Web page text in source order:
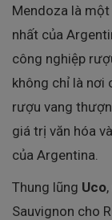
Mendoza là
nhất của
công nghiệp
không chỉ là nơi
rượu vang
giá trị văn hóa
của Argentina.
Thung lũng Uco
Sauvignon cho